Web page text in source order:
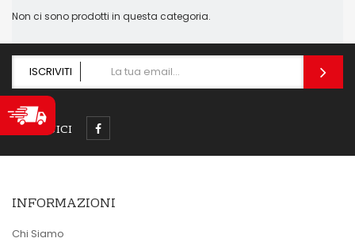
Non ci sono prodotti in questa categoria.
ISCRIVITI
SEGUICI
INFORMAZIONI
Chi Siamo